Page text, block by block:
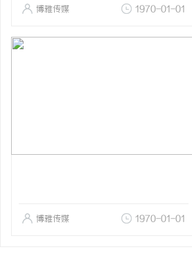
博雅传媒 1970-01-01
博雅传媒 1970-01-01